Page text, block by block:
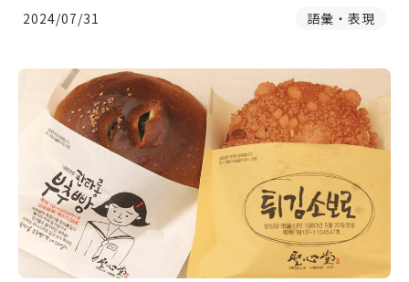
2024/07/31 語彙・表現